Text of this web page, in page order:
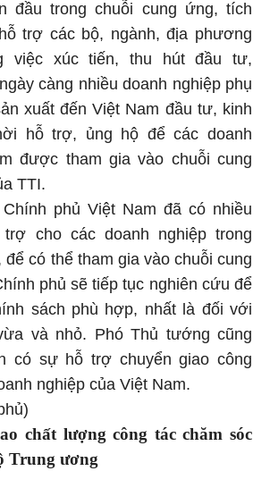
đầu trong chuỗi cung ứng, tích
trợ các bộ, ngành, địa phương
việc xúc tiến, thu hút đầu tư,
càng nhiều doanh nghiệp phụ
xuất đến Việt Nam đầu tư, kinh
hỗ trợ, ủng hộ để các doanh
được tham gia vào chuỗi cung
TTI.
phủ Việt Nam đã có nhiều
cho các doanh nghiệp trong
có thể tham gia vào chuỗi cung
phủ sẽ tiếp tục nghiên cứu để
sách phù hợp, nhất là đối với
và nhỏ. Phó Thủ tướng cũng
có sự hỗ trợ chuyển giao công
nghiệp của Việt Nam.
chất lượng công tác chăm sóc
Trung ương